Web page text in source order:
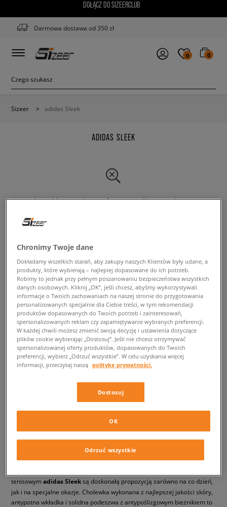
DOŁĄCZ DO SIZEERCLUB
Darmowa dostawa od 350 zł
0 0
Sizeer > adidas Sleek
ADIDAS SLEEK
Zmień treść wyszukanej frazy. Spróbuj użyć mniejszej
adidas Sleek
Modne adidas Sleek dla koneserek streatwear’u
Jesteś pełna energii, kreacja to Twoja pasja, ale choć podążasz za
wygodą, chcesz pozostać kobieca… i wolna. Uważasz, że to sprzeczności
nie do pogodzenia? Błąd! Streetwear kocha takie kontrasty, a adidas,
jak Ty! Nie wierzysz? Okryj zaletyadidas Sleeki poznaj nowy wymiar
Lekkie i wygodne sneakersy, które pasują do każdej stylówki? Oto one!
Nowa propozycja słynnej marki spod znaku trzech pasków to idealny
kompromis między komfortem, na który zasługujesz, a modnym
tenisowym adidas Sleeksą doskonałą propozycją zarówno na co dzień,
jak i na specjalne okazje. Cholewka wykonana z najlepszej jakości skóry,
antypotna wkładka i solidna podeszwa z antypoślizgowym bieżnikiem to
Chronimy Twoje dane
Dokładamy wszelkich starań, aby zakupy naszych Klientów były udane, a
produkty, które wybierają – najlepiej dopasowane do ich potrzeb.
Robimy to jednak przy pełnym poszanowaniu bezpieczeństwa wszystkich
danych osobowych. Kliknij „OK”, jeśli chcesz, abyśmy wykorzystywali
informacje o Twoich zachowaniach na naszej stronie do przygotowania
personalizowanych specjalnie dla Ciebie treści, w tym rekomendacji
produktów dopasowanych do Twoich potrzeb i zainteresowań,
spersonalizowanych reklam czy zapamiętywanie wybranych preferencji.
W każdej chwili możesz zmienić swoją decyzję i ustawienia dotyczące
plików cookie wybierając „Dostosuj”. Jeśli nie chcesz otrzymywać
spersonalizowanej oferty produktów, dopasowanych do Twoich
preferencji, wybierz „Odrzuć wszystkie”. W celu uzyskania więcej
informacji, przeczytaj naszą politykę prywatności.
Dostosuj
Odrzuć wszystkie
OK